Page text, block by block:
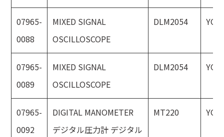
07965-
0088
MIXED SIGNAL
OSCILLOSCOPE
DLM2054
07965-
0089
MIXED SIGNAL
OSCILLOSCOPE
DLM2054
07965-
0092
DIGITAL MANOMETER
デジタル圧力計 デジタル
MT220